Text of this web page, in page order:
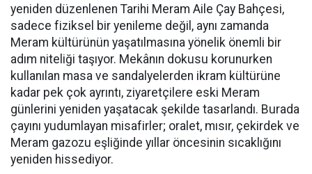
yeniden düzenlenen Tarihi Meram Aile Çay Bahçesi,
sadece fiziksel bir yenileme değil, aynı zamanda
Meram kültürünün yaşatılmasına yönelik önemli bir
adım niteliği taşıyor. Mekânın dokusu korunurken
kullanılan masa ve sandalyelerden ikram kültürüne
kadar pek çok ayrıntı, ziyaretçilere eski Meram
günlerini yeniden yaşatacak şekilde tasarlandı. Burada
çayını yudumlayan misafirler; oralet, mısır, çekirdek ve
Meram gazozu eşliğinde yıllar öncesinin sıcaklığını
yeniden hissediyor.